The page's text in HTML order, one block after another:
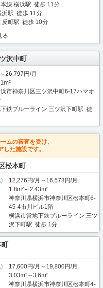
本線 横浜駅 徒歩 11分
浜駅 徒歩 11分
反町駅 徒歩 10分
る
沢中町
26,797円/月
市神奈川区三ツ沢中町6-17ハマオ
鉄ブルーライン 三ツ沢下町駅 徒
ムの審査を受け、
した施設です。
松本町
)
12,276円/月～16,573円/月
1.8m²～2.43m²
神奈川県横浜市神奈川区松本町6-
45-4市川ビル1階
横浜市営地下鉄ブルーライン 三ツ
沢下町駅 徒歩 1分
町
)
17,600円/月～19,800円/月
3.03m²～3.6m²
神奈川県横浜市神奈川区松本町4-